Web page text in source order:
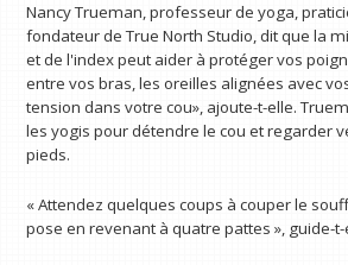
Nancy Trueman, professeur de yoga,
fondateur de True North Studio, dit que la
et de l'index peut aider à protéger vos
entre vos bras, les oreilles alignées avec
tension dans votre cou», ajoute-t-elle.
les yogis pour détendre le cou et regarder
pieds.
« Attendez quelques coups à couper le
pose en revenant à quatre pattes », guide-t-